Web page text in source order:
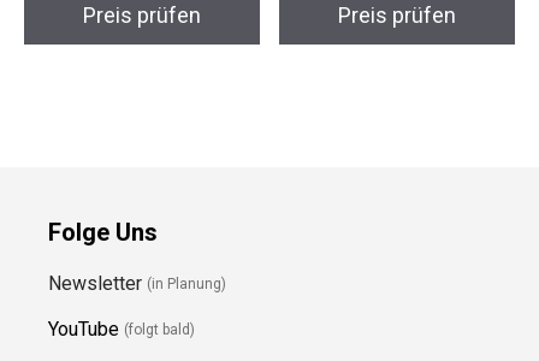
Preis prüfen Preis prüfen
Folge Uns
Newsletter (in Planung)
YouTube (folgt bald)